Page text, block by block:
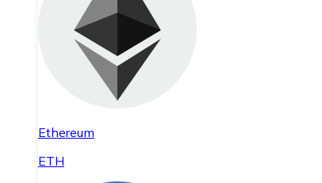
Ethereum
ETH